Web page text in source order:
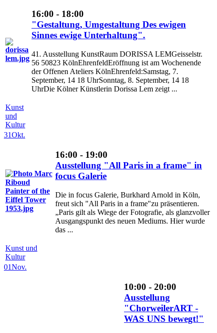
16:00 - 18:00
"Gestaltung, Umgestaltung Des ewigen
Sinnes ewige Unterhaltung".
41. Ausstellung KunstRaum DORISSA LEMGeisselstr.
56 50823 KölnEhrenfeldEröffnung ist am Wochenende
der Offenen Ateliers KölnEhrenfeld:Samstag, 7.
September, 14 18 UhrSonntag, 8. September, 14 18
UhrDie Kölner Künstlerin Dorissa Lem zeigt ...
Kunst
und
Kultur
31Okt.
16:00 - 19:00
Ausstellung "All Paris in a frame" in
focus Galerie
Die in focus Galerie, Burkhard Arnold in Köln,
freut sich "All Paris in a frame"zu präsentieren.
„Paris gilt als Wiege der Fotografie, als glanzvoller
Ausgangspunkt des neuen Mediums. Hier wurde
das ...
Kunst und
Kultur
01Nov.
10:00 - 20:00
Ausstellung
"ChorweilerART -
WAS UNS bewegt!"